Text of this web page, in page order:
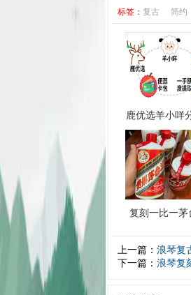
标签： 复古 简约
鹿优选羊小咩
复刻一比一茅
上一篇： 浪琴复
下一篇： 浪琴复